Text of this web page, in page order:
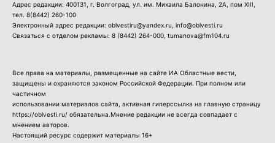
Адрес редакции: 400131, г. Волгоград, ул. им. Михаила Балонина, 2А, пом XIII,
тел. 8(8442) 260-100
Электронный адрес редакции: oblvestiru@yandex.ru, info@oblvesti.ru
Связаться с отделом рекламы: 8 (8442) 264-000 , tumanova@fm104.ru
Все права на материалы, размещенные на сайте ИА Областные вести,
защищены и охраняются законом Российской Федерации. При полном или
частичном
использовании материалов сайта, активная гиперссылка на главную страницу
https://oblvesti.ru/ обязательна.Мнение редакции не всегда совпадает с
мнением авторов.
Настоящий ресурс содержит материалы 16+